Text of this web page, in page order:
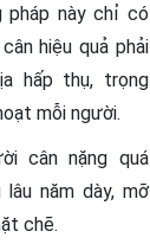
pháp này chỉ có
hiệu quả phải
hấp thụ, trọng
mỗi người.
cân nặng quá
năm dày, mỡ
chẽ.